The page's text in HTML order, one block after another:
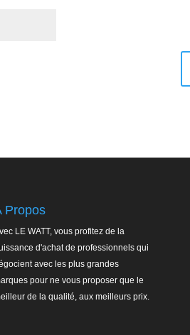
Propos
LE WATT, vous profitez de la
d'achat de professionnels qui
avec les plus grandes
pour ne vous proposer que le
de la qualité, aux meilleurs prix.